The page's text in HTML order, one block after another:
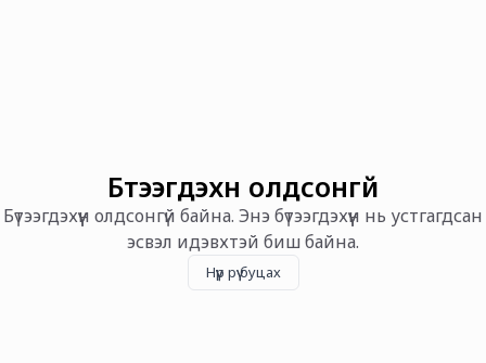
Бүтээгдэхүүн олдсонгүй
Бүтээгдэхүүн олдсонгүй байна. Энэ бүтээгдэхүүн нь устгагдсан
эсвэл идэвхтэй биш байна.
Нүүр рүү буцах